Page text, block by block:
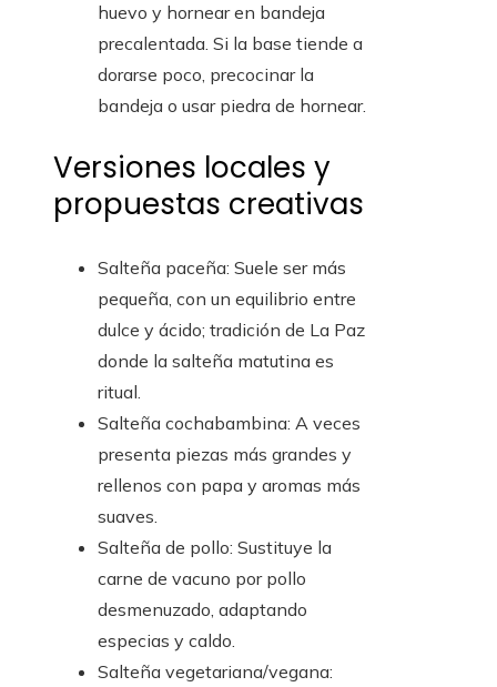
huevo y hornear en bandeja
precalentada. Si la base tiende a
dorarse poco, precocinar la
bandeja o usar piedra de hornear.
Versiones locales y
propuestas creativas
Salteña paceña: Suele ser más
pequeña, con un equilibrio entre
dulce y ácido; tradición de La Paz
donde la salteña matutina es
ritual.
Salteña cochabambina: A veces
presenta piezas más grandes y
rellenos con papa y aromas más
suaves.
Salteña de pollo: Sustituye la
carne de vacuno por pollo
desmenuzado, adaptando
especias y caldo.
Salteña vegetariana/vegana: